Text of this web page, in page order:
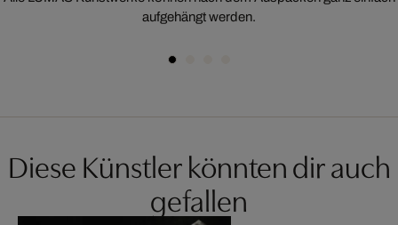
aufgehängt werden.
Diese Künstler könnten dir auch
gefallen